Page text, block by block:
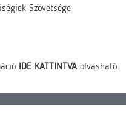
Szövetsége
IDE KATTINTVA olvasható.